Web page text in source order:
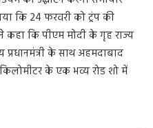
कि 24 फरवरी को ट्रंप की
कहा कि पीएम मोदी के गृह राज्य
प्रधानमंत्री के साथ अहमदाबाद
के एक भव्य रोड शो में